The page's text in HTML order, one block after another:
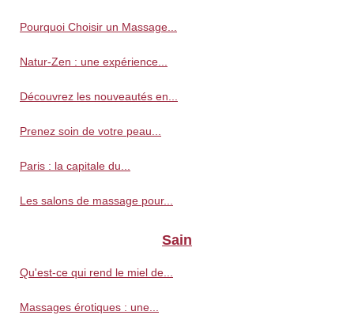
Pourquoi Choisir un Massage...
Natur-Zen : une expérience...
Découvrez les nouveautés en...
Prenez soin de votre peau...
Paris : la capitale du...
Les salons de massage pour...
Sain
Qu'est-ce qui rend le miel de...
Massages érotiques : une...